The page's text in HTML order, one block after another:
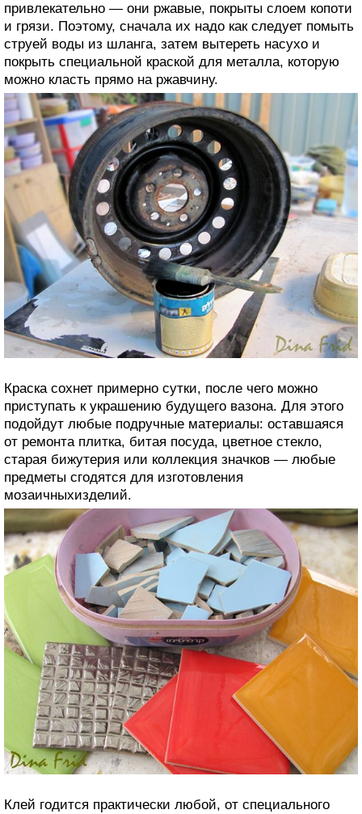
привлекательно — они ржавые, покрыты слоем копоти
и грязи. Поэтому, сначала их надо как следует помыть
струей воды из шланга, затем вытереть насухо и
покрыть специальной краской для металла, которую
можно класть прямо на ржавчину.
Краска сохнет примерно сутки, после чего можно
приступать к украшению будущего вазона. Для этого
подойдут любые подручные материалы: оставшаяся
от ремонта плитка, битая посуда, цветное стекло,
старая бижутерия или коллекция значков — любые
предметы сгодятся для изготовления
мозаичныхизделий.
Клей годится практически любой, от специального